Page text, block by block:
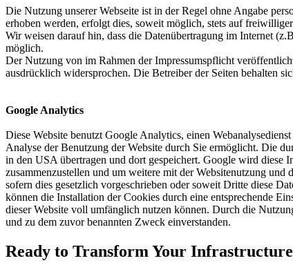
Die Nutzung unserer Webseite ist in der Regel ohne Angabe
erhoben werden, erfolgt dies, soweit möglich, stets auf
Wir weisen darauf hin, dass die Datenübertragung im Internet
möglich.
Der Nutzung von im Rahmen der Impressumspflicht
ausdrücklich widersprochen. Die Betreiber der Seiten behalten
Google Analytics
Diese Website benutzt Google Analytics, einen
Analyse der Benutzung der Website durch Sie ermöglicht. Die
in den USA übertragen und dort gespeichert. Google wird diese
zusammenzustellen und um weitere mit der Websitenutzung
sofern dies gesetzlich vorgeschrieben oder soweit Dritte diese
können die Installation der Cookies durch eine entsprechende
dieser Website voll umfänglich nutzen können. Durch die
und zu dem zuvor benannten Zweck einverstanden.
Ready to Transform Your